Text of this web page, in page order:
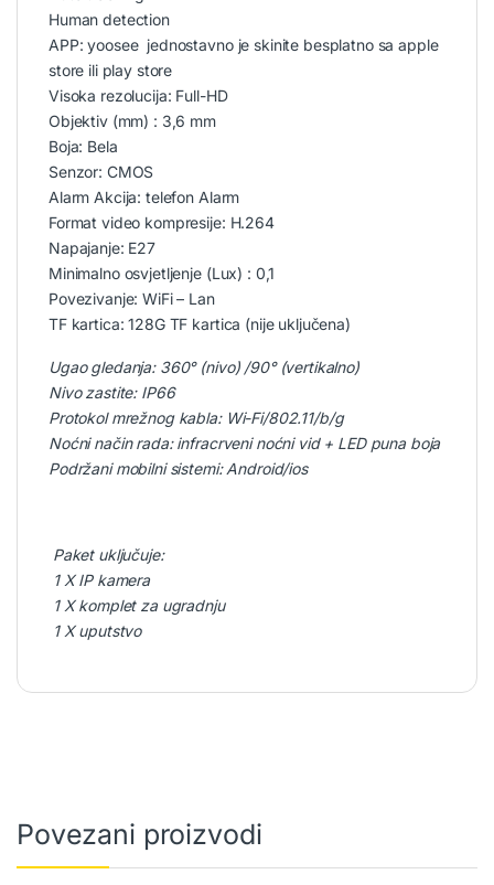
Human detection
APP: yoosee jednostavno je skinite besplatno sa apple
store ili play store
Visoka rezolucija: Full-HD
Objektiv (mm) : 3,6 mm
Boja: Bela
Senzor: CMOS
Alarm Akcija: telefon Alarm
Format video kompresije: H.264
Napajanje: E27
Minimalno osvjetljenje (Lux) : 0,1
Povezivanje: WiFi – Lan
TF kartica: 128G TF kartica (nije uključena)
Ugao gledanja: 360° (nivo) /90° (vertikalno)
Nivo zastite: IP66
Protokol mrežnog kabla: Wi-Fi/802.11/b/g
Noćni način rada: infracrveni noćni vid + LED puna boja
Podržani mobilni sistemi: Android/ios
Paket uključuje:
1 X IP kamera
1 X komplet za ugradnju
1 X uputstvo
Povezani proizvodi